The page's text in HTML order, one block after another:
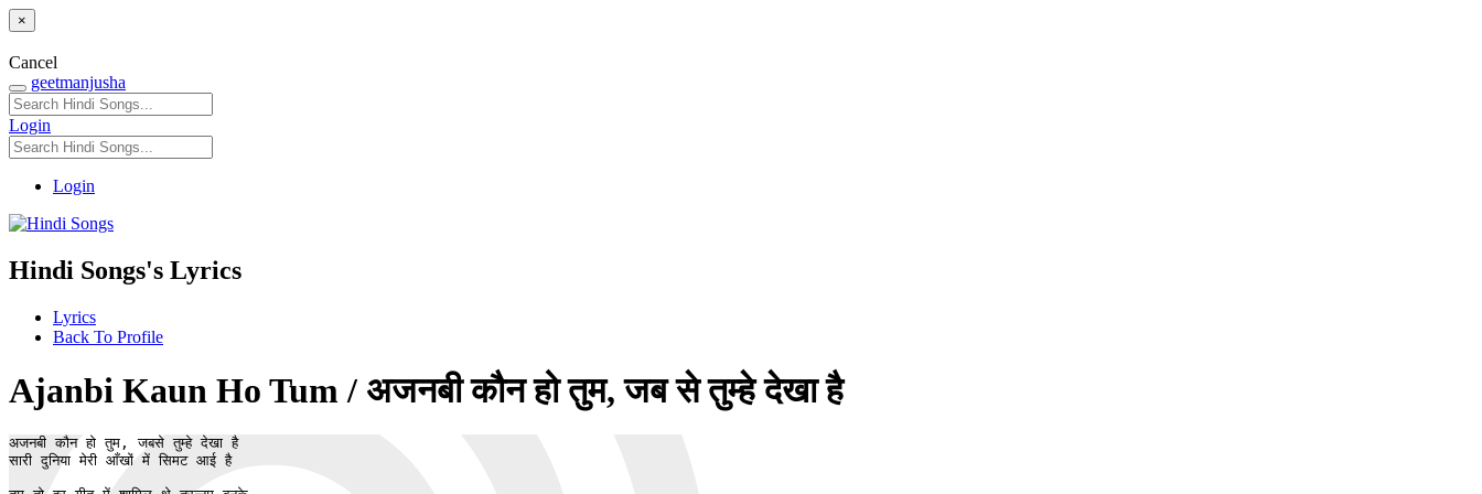
×
Cancel
geetmanjusha
Login
Login
Hindi Songs's Lyrics
Lyrics
Back To Profile
Ajanbi Kaun Ho Tum / अजनबी कौन हो तुम, जब से तुम्हे देखा है
अजनबी कौन हो तुम, जबसे तुम्हे देखा है
सारी दुनिया मेरी आँखों में सिमट आई है